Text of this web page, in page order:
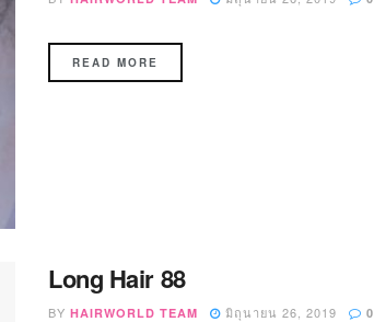
READ MORE
Long Hair 88
BY HAIRWORLD TEAM มิถุนายน 26, 2019 0